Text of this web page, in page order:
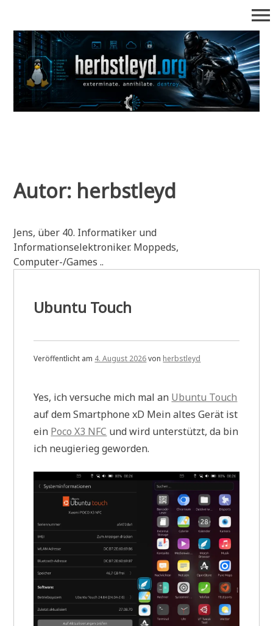
springen
Herbstleyd.org Blog
Ein Blog wie kein Anderer
menu
Autor: herbstleyd
Jens, über 40. Informatiker und
Informationselektroniker. Moppeds,
Computer-/Games ..
Ubuntu Touch
Veröffentlicht am 4. August 2026von herbstleyd
Yes, ich versuche mich mal an Ubuntu Touch
auf dem Smartphone xD Mein altes Gerät ist
ein Poco X3 NFC und wird unterstützt, da bin
ich neugierieg geworden.